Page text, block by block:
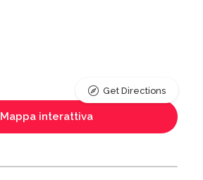
Mappa interattiva
Get Directions